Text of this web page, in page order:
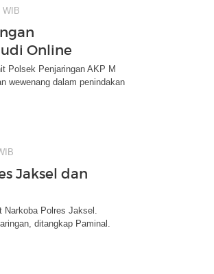
WIB
Online
Polsek Penjaringan AKP M
wewenang dalam penindakan
Jaksel dan
Narkoba Polres Jaksel.
ditangkap Paminal.